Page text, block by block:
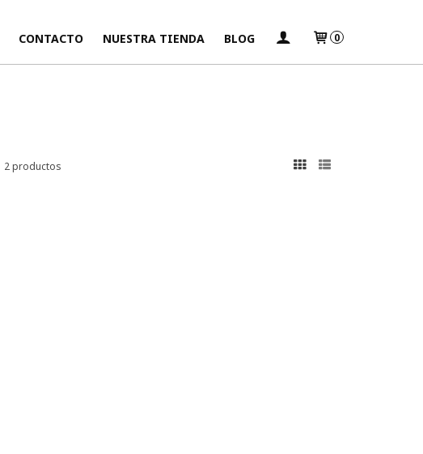
CONTACTO NUESTRA TIENDA BLOG 0
2 productos